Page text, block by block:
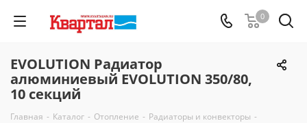
0
EVOLUTION Радиатор
алюминиевый EVOLUTION 350/80,
10 секций
Главная - Каталог - Отопление - Радиаторы и конвекторы -